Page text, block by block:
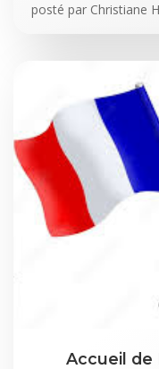
posté par Christiane
Accueil de